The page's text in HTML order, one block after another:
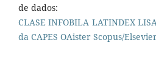
de dados:
CLASE INFOBILA LATINDEX
da CAPES OAister Scopus/